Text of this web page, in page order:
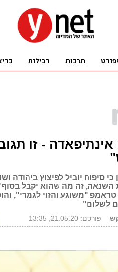
- זו
סיפוח יוביל לפיצוץ ביהודה
השנאה, זה מה שהוא יקבל
"משוגע והזוי לגמרי",
לשלום"
פורסם: 21.05.20, 13:35